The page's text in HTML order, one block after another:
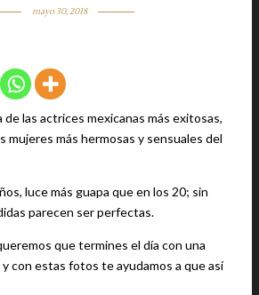
mayo 30, 2018
de las actrices mexicanas más exitosas,
mujeres más hermosas y sensuales del
luce más guapa que en los 20; sin
parecen ser perfectas.
que termines el día con una
fotos te ayudamos a que así